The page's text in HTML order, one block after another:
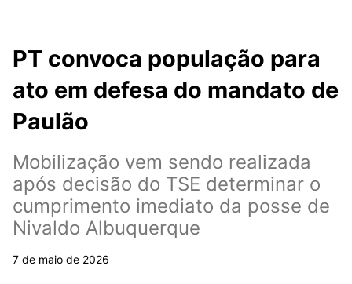
PT convoca população para
ato em defesa do mandato de
Paulão
Mobilização vem sendo realizada
após decisão do TSE determinar o
cumprimento imediato da posse de
Nivaldo Albuquerque
7 de maio de 2026